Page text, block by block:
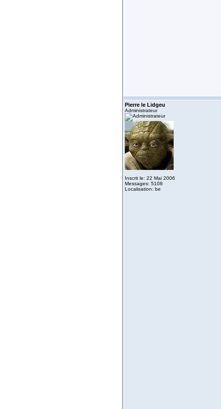
Pierre le Lidgeu
Administrateur
Inscrit le: 22 Mai 2006
Messages: 5108
Localisation: be